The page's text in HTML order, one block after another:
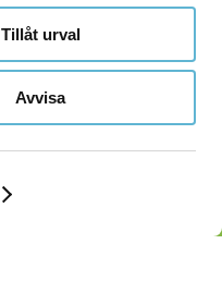
Tillåt urval
Avvisa